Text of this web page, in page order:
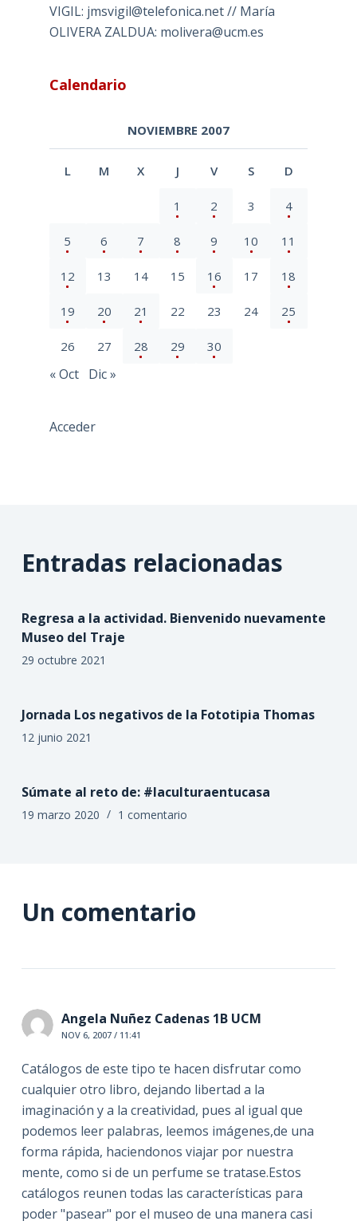
VIGIL: jmsvigil@telefonica.net // María
OLIVERA ZALDUA: molivera@ucm.es
Calendario
NOVIEMBRE 2007
L M X J V S D
1 2 3 4
5 6 7 8 9 10 11
12 13 14 15 16 17 18
19 20 21 22 23 24 25
26 27 28 29 30
« Oct Dic »
Acceder
Entradas relacionadas
Regresa a la actividad. Bienvenido nuevamente
Museo del Traje
29 octubre 2021
Jornada Los negativos de la Fototipia Thomas
12 junio 2021
Súmate al reto de: #laculturaentucasa
19 marzo 2020 1 comentario
Un comentario
Angela Nuñez Cadenas 1B UCM
NOV 6, 2007 / 11:41
Catálogos de este tipo te hacen disfrutar como
cualquier otro libro, dejando libertad a la
imaginación y a la creatividad, pues al igual que
podemos leer palabras, leemos imágenes,de una
forma rápida, haciendonos viajar por nuestra
mente, como si de un perfume se tratase.Estos
catálogos reunen todas las características para
poder "pasear" por el museo de una manera casi